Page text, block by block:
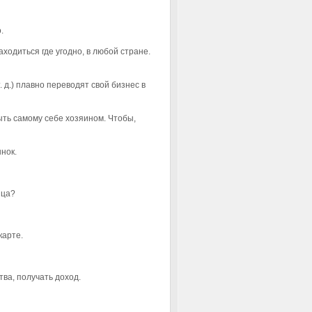
где угодно, в любой стране.
плавно переводят свой бизнес в
самому себе хозяином. Чтобы,
получать доход.